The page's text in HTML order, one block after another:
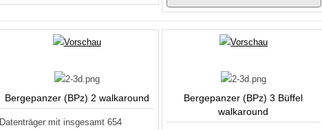
Bergepanzer (BPz) 2 walkaround
Datenträger mit insgesamt 654
Bergepanzer (BPz) 3 Büffel
walkaround